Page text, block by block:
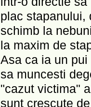
plac stapanului,
schimb la
la maxim de
Asa ca ia un
sa muncesti
"cazut victima"
sunt crescute